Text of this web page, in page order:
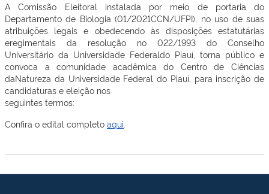
A Comissão Eleitoral instalada por meio de portaria do
Departamento de Biologia (01/2021CCN/UFPI), no uso de suas
atribuições legais e obedecendo às disposições estatutárias
eregimentais da resolução no 022/1993 do Conselho
Universitário da Universidade Federaldo Piauí, torna público e
convoca a comunidade acadêmica do Centro de Ciências
daNatureza da Universidade Federal do Piauí, para inscrição de
candidaturas e eleição nos
seguintes termos:
Confira o edital completo aqui